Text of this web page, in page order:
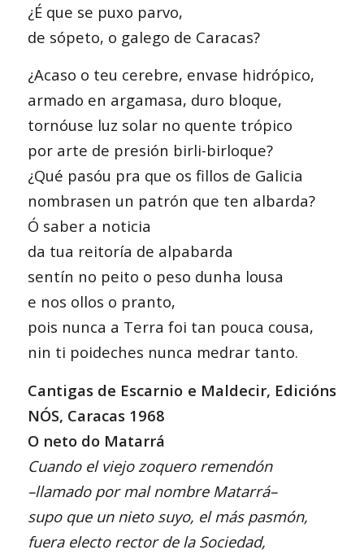
¿É que se puxo parvo,
de sópeto, o galego de Caracas?
¿Acaso o teu cerebre, envase hidrópico,
armado en argamasa, duro bloque,
tornóuse luz solar no quente trópico
por arte de presión birli-birloque?
¿Qué pasóu pra que os fillos de Galicia
nombrasen un patrón que ten albarda?
Ó saber a noticia
da tua reitoría de alpabarda
sentín no peito o peso dunha lousa
e nos ollos o pranto,
pois nunca a Terra foi tan pouca cousa,
nin ti poideches nunca medrar tanto.
Cantigas de Escarnio e Maldecir, Edicións
NÓS, Caracas 1968
O neto do Matarrá
Cuando el viejo zoquero remendón
–llamado por mal nombre Matarrá–
supo que un nieto suyo, el más pasmón,
fuera electo rector de la Sociedad,